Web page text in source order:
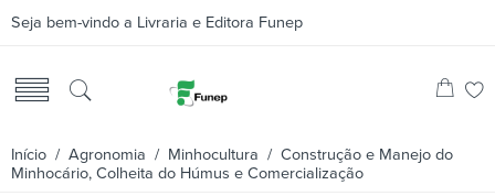
Seja bem-vindo a Livraria e Editora Funep
Início / Agronomia / Minhocultura / Construção e Manejo do
Minhocário, Colheita do Húmus e Comercialização